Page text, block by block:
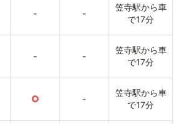
- -
笠寺駅から車
で17分
- -
笠寺駅から車
で17分
○ -
笠寺駅から車
で17分